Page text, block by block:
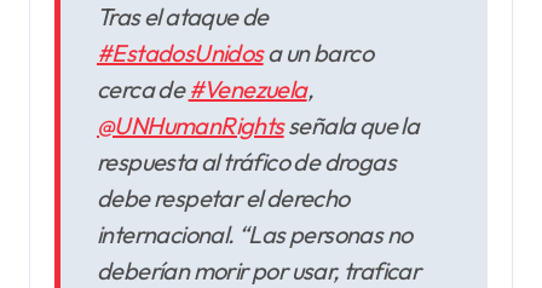
Tras el ataque de
#EstadosUnidosa un barco
cerca de#Venezuela,
@UNHumanRightsseñala que la
respuesta al tráfico de drogas
debe respetar el derecho
internacional. “Las personas no
deberían morir por usar, traficar